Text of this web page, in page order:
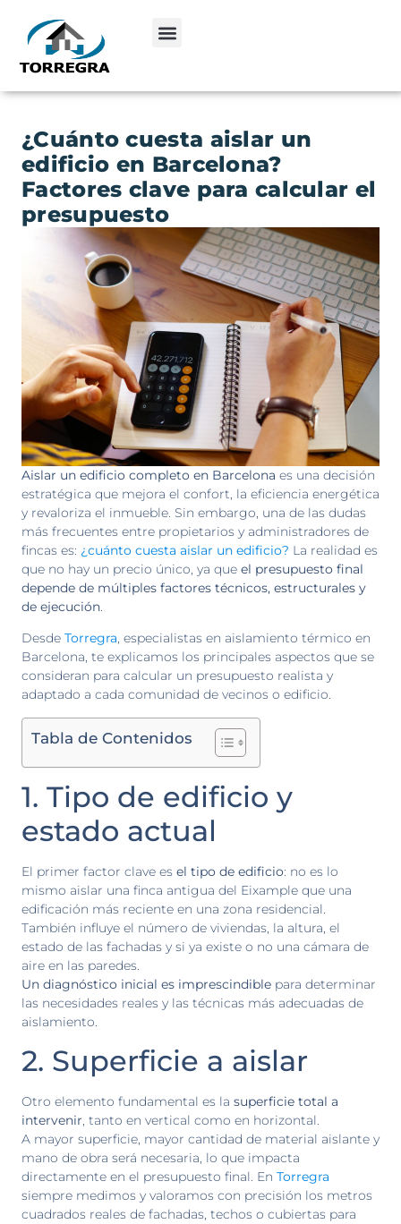
¿Cuánto cuesta aislar un
edificio en Barcelona?
Factores clave para calcular el
presupuesto
Aislar un edificio completo en Barcelona es una decisión
estratégica que mejora el confort, la eficiencia energética
y revaloriza el inmueble. Sin embargo, una de las dudas
más frecuentes entre propietarios y administradores de
fincas es: ¿cuánto cuesta aislar un edificio? La realidad es
que no hay un precio único, ya que el presupuesto final
depende de múltiples factores técnicos, estructurales y
de ejecución.
Desde Torregra, especialistas en aislamiento térmico en
Barcelona, te explicamos los principales aspectos que se
consideran para calcular un presupuesto realista y
adaptado a cada comunidad de vecinos o edificio.
Tabla de Contenidos
1. Tipo de edificio y
estado actual
El primer factor clave es el tipo de edificio: no es lo
mismo aislar una finca antigua del Eixample que una
edificación más reciente en una zona residencial.
También influye el número de viviendas, la altura, el
estado de las fachadas y si ya existe o no una cámara de
aire en las paredes.
Un diagnóstico inicial es imprescindible para determinar
las necesidades reales y las técnicas más adecuadas de
aislamiento.
2. Superficie a aislar
Otro elemento fundamental es la superficie total a
intervenir, tanto en vertical como en horizontal.
A mayor superficie, mayor cantidad de material aislante y
mano de obra será necesaria, lo que impacta
directamente en el presupuesto final. En Torregra
siempre medimos y valoramos con precisión los metros
cuadrados reales de fachadas, techos o cubiertas para